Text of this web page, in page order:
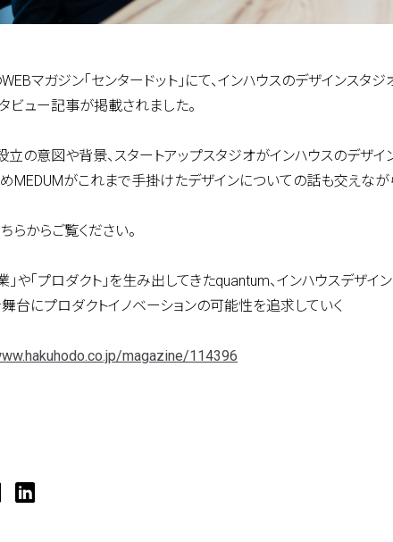
: info@quantum.ne.jp
メトロ銀座線／丸ノ内線「赤坂見附」駅より徒歩約5分
マガジン「センタードット」にて、インハウスのデザインス
ビュー記事が掲載されました。
立の意図や背景、スタートアップスタジオがインハウスのデザ
MEDUMがこれまで手掛けたデザインについての話も交えなが
らからご覧ください。
」や「プロダクト」を生み出してきたquantum、インハウスデザイ
台にプロダクトイノベーションの可能性を追求していく
magazine/114396